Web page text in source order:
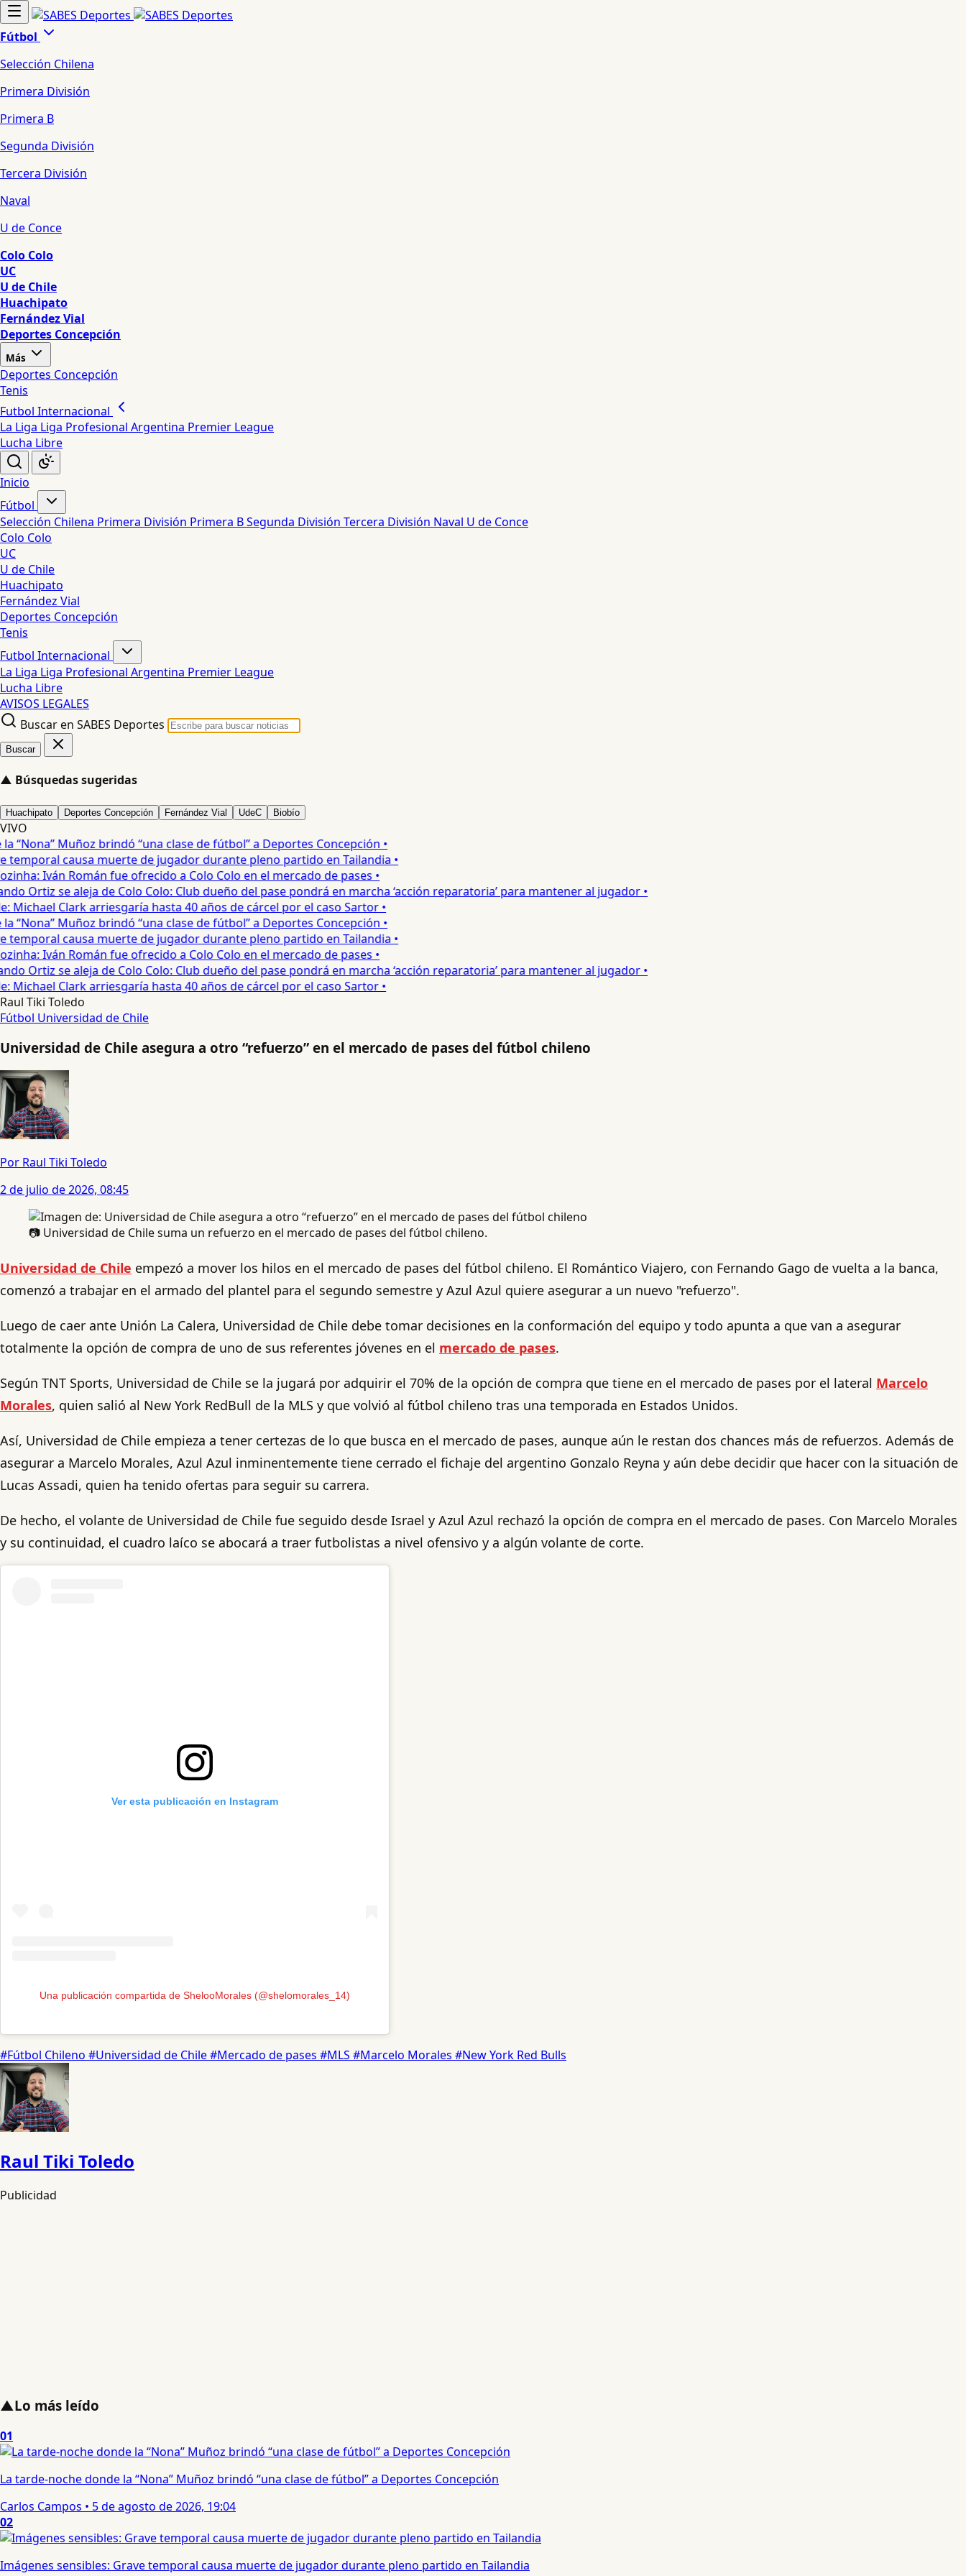
Fútbol
Selección Chilena
Primera División
Primera B
Segunda División
Tercera División
Naval
U de Conce
Colo Colo
UC
U de Chile
Huachipato
Fernández Vial
Deportes Concepción
Más
Deportes Concepción
Tenis
Futbol Internacional
La Liga Liga Profesional Argentina Premier League
Lucha Libre
Inicio
Fútbol
Selección Chilena Primera División Primera BSegunda División Tercera División Naval U de Conce
Colo Colo
UC
U de Chile
Huachipato
Fernández Vial
Deportes Concepción
Tenis
Futbol Internacional
La Liga Liga Profesional Argentina Premier League
Lucha Libre
AVISOS LEGALES
Buscar en SABES Deportes
Buscar
▲ Búsquedas sugeridas
Huachipato Deportes Concepción Fernández Vial UdeC Biobío
VIVO
Muñoz brindó “una clase de fútbol” a Deportes Concepción •
causa muerte de jugador durante pleno partido en Tailandia •
Iván Román fue ofrecido a Colo Colo en el mercado de pases •
Ortiz se aleja de Colo Colo: Club dueño del pase pondrá en marcha ‘acción reparatoria’ para mantener al jugador •
Clark arriesgaría hasta 40 años de cárcel por el caso Sartor •
Muñoz brindó “una clase de fútbol” a Deportes Concepción •
causa muerte de jugador durante pleno partido en Tailandia •
Iván Román fue ofrecido a Colo Colo en el mercado de pases •
Ortiz se aleja de Colo Colo: Club dueño del pase pondrá en marcha ‘acción reparatoria’ para mantener al jugador •
Clark arriesgaría hasta 40 años de cárcel por el caso Sartor •
Raul Tiki Toledo
Fútbol Universidad de Chile
Universidad de Chile asegura a otro “refuerzo” en el mercado de pases del fútbol chileno
Por Raul Tiki Toledo
2 de julio de 2026, 08:45
📷 Universidad de Chile suma un refuerzo en el mercado de pases del fútbol chileno.
Universidad de Chile empezó a mover los hilos en el mercado de pases del fútbol chileno. El Romántico Viajero, con Fernando Gago de vuelta a la banca,
comenzó a trabajar en el armado del plantel para el segundo semestre y Azul Azul quiere asegurar a un nuevo "refuerzo".
Luego de caer ante Unión La Calera, Universidad de Chile debe tomar decisiones en la conformación del equipo y todo apunta a que van a asegurar
totalmente la opción de compra de uno de sus referentes jóvenes en el mercado de pases.
Según TNT Sports, Universidad de Chile se la jugará por adquirir el 70% de la opción de compra que tiene en el mercado de pases por el lateral Marcelo
Morales, quien salió al New York RedBull de la MLS y que volvió al fútbol chileno tras una temporada en Estados Unidos.
Así, Universidad de Chile empieza a tener certezas de lo que busca en el mercado de pases, aunque aún le restan dos chances más de refuerzos. Además de
asegurar a Marcelo Morales, Azul Azul inminentemente tiene cerrado el fichaje del argentino Gonzalo Reyna y aún debe decidir que hacer con la situación de
Lucas Assadi, quien ha tenido ofertas para seguir su carrera.
De hecho, el volante de Universidad de Chile fue seguido desde Israel y Azul Azul rechazó la opción de compra en el mercado de pases. Con Marcelo Morales
y su continuidad, el cuadro laíco se abocará a traer futbolistas a nivel ofensivo y a algún volante de corte.
Ver esta publicación en Instagram
Una publicación compartida de ShelooMorales (@shelomorales_14)
#Fútbol Chileno #Universidad de Chile#Mercado de pases #MLS #Marcelo Morales #New York Red Bulls
Raul Tiki Toledo
Publicidad
▲Lo más leído
01
La tarde-noche donde la “Nona” Muñoz brindó “una clase de fútbol” a Deportes Concepción
Carlos Campos • 5 de agosto de 2026, 19:04
02
Imágenes sensibles: Grave temporal causa muerte de jugador durante pleno partido en Tailandia